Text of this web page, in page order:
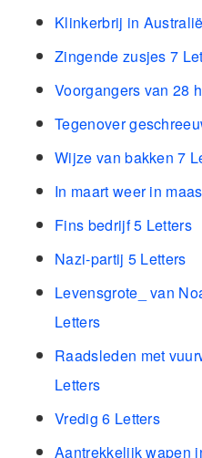
Klinkerbrij in
Zingende zusjes 7
Voorgangers van 28
Tegenover
Wijze van bakken 7
In maart weer in
Fins bedrijf 5 Letters
Nazi-partij 5 Letters
Levensgrote_ van
Letters
Raadsleden met
Letters
Vredig 6 Letters
Aantrekkelijk wapen